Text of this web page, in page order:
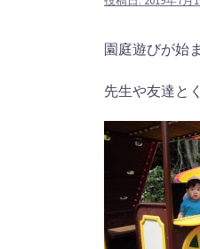
園庭遊びが始
先生や友達と